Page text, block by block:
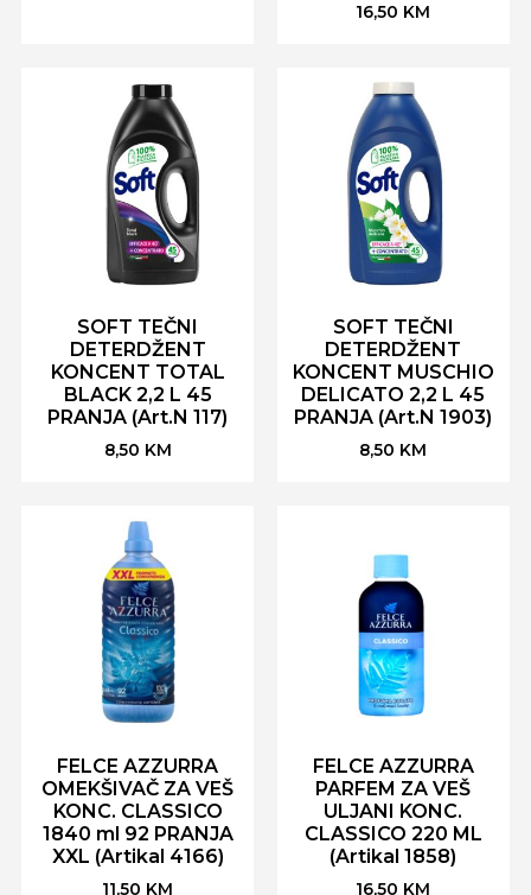
16,50 KM
SOFT TEČNI
DETERDŽENT
KONCENT TOTAL
BLACK 2,2 L 45
PRANJA (Art.N 117)
8,50 KM
SOFT TEČNI
DETERDŽENT
KONCENT MUSCHIO
DELICATO 2,2 L 45
PRANJA (Art.N 1903)
8,50 KM
FELCE AZZURRA
OMEKŠIVAČ ZA VEŠ
KONC. CLASSICO
1840 ml 92 PRANJA
XXL (Artikal 4166)
11,50 KM
FELCE AZZURRA
PARFEM ZA VEŠ
ULJANI KONC.
CLASSICO 220 ML
(Artikal 1858)
16,50 KM